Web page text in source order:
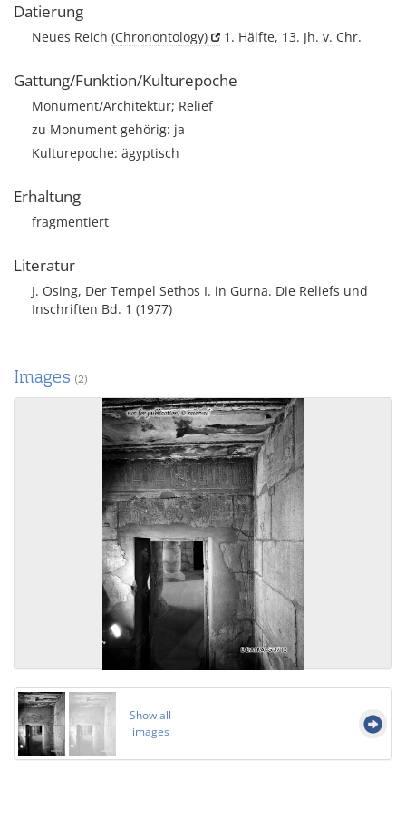
Datierung
Neues Reich (Chronontology) 1. Hälfte, 13. Jh. v. Chr.
Gattung/Funktion/Kulturepoche
Monument/Architektur; Relief
zu Monument gehörig: ja
Kulturepoche: ägyptisch
Erhaltung
fragmentiert
Literatur
J. Osing, Der Tempel Sethos I. in Gurna. Die Reliefs und
Inschriften Bd. 1 (1977)
Images (2)
Show all
images